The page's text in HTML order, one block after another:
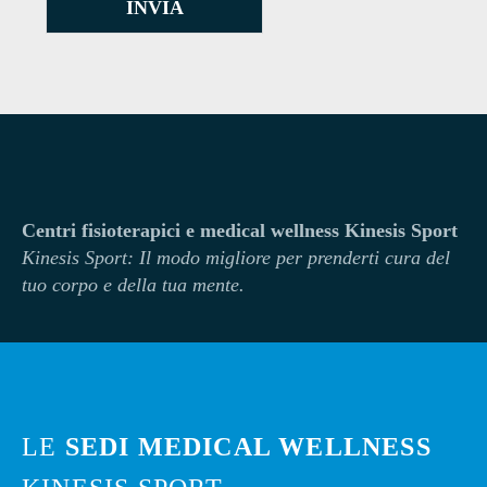
INVIA
Centri fisioterapici e medical wellness Kinesis Sport
Kinesis Sport: Il modo migliore per prenderti cura del
tuo corpo e della tua mente.
LE SEDI MEDICAL WELLNESS